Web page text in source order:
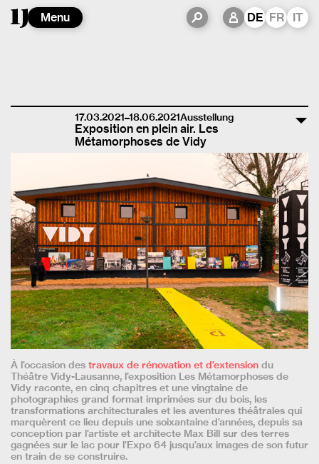
Menu DE FR IT
17.03.2021–18.06.2021Ausstellung
Exposition en plein air. Les
Métamorphoses de Vidy
À l’occasion des travaux de rénovation et d’extension du
Théâtre Vidy-Lausanne, l’exposition Les Métamorphoses de
Vidy raconte, en cinq chapitres et une vingtaine de
photographies grand format imprimées sur du bois, les
transformations architecturales et les aventures théâtrales qui
marquèrent ce lieu depuis une soixantaine d’années, depuis sa
conception par l’artiste et architecte Max Bill sur des terres
gagnées sur le lac pour l’Expo 64 jusqu’aux images de son futur
en train de se construire.